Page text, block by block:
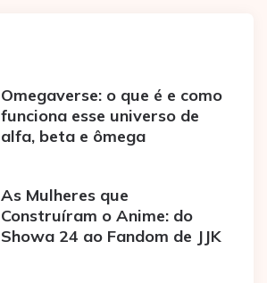
Omegaverse: o que é e como
funciona esse universo de
alfa, beta e ômega
As Mulheres que
Construíram o Anime: do
Showa 24 ao Fandom de JJK